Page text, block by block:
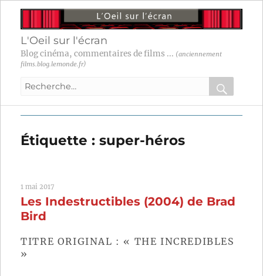
L'Oeil sur l'écran
Blog cinéma, commentaires de films ... (anciennement
films.blog.lemonde.fr)
Recherche
:
OK
Étiquette :super-héros
1 mai 2017
Les Indestructibles (2004) de Brad
Bird
TITRE ORIGINAL : « THE INCREDIBLES
»